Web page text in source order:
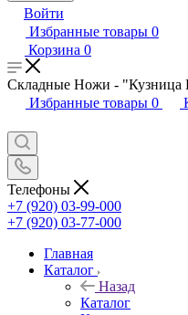
Войти
Избранные товары 0
Корзина 0
Складные Ножи - "Кузница
Избранные товары 0
Телефоны
+7 (920) 03-99-000
+7 (920) 03-77-000
Главная
Каталог
Назад
Каталог